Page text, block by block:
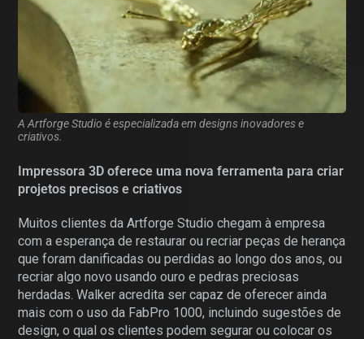
A Artforge Studio é especializada em designs inovadores e
criativos.
Impressora 3D oferece uma nova ferramenta para criar
projetos precisos e criativos
Muitos clientes da Artforge Studio chegam à empresa
com a esperança de restaurar ou recriar peças de herança
que foram danificadas ou perdidas ao longo dos anos, ou
recriar algo novo usando ouro e pedras preciosas
herdadas. Walker acredita ser capaz de oferecer ainda
mais com o uso da FabPro 1000, incluindo sugestões de
design, o qual os clientes podem segurar ou colocar os